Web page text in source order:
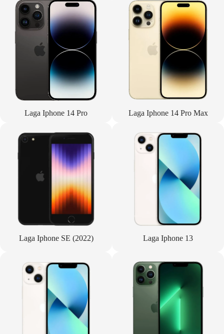
Laga Iphone 14 Pro Laga Iphone 14 Pro Max
Laga Iphone SE (2022) Laga Iphone 13